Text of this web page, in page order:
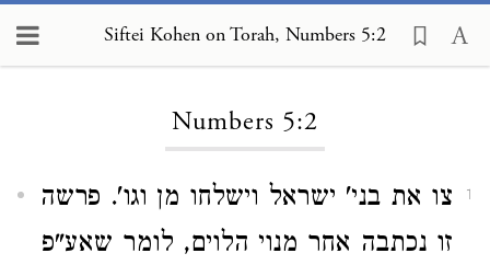
Siftei Kohen on Torah, Numbers 5:2
Numbers 5:2
1
צו את בני' ישראל וישלחו מן וגו'. פרשה
זו נכתבה אחר מנוי הלוים, לומר שאע"פ